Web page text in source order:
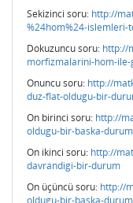
Sekizinci soru: http://
%24hom%24-islemleri-
Dokuzuncu soru: http://
morfizmalarini-hom-
Onuncu soru: http://
duz-flat-oldugu-bir-
On birinci soru: http://
oldugu-bir-baska-durum
On ikinci soru: http://
davrandigi-bir-durum
On üçüncü soru: http://
oldugu-bir-baska-durum